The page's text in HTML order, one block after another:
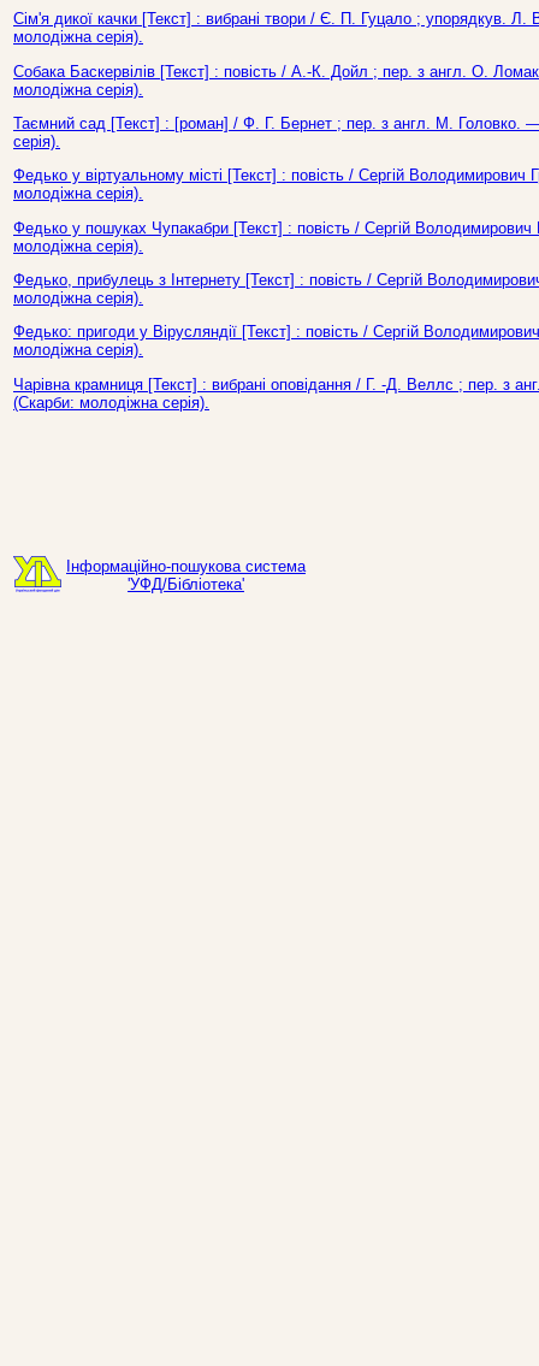
Сім'я дикої качки [Текст] : вибрані твори / Є. П. Гуцало ; упорядкув.
молодіжна серія).
Собака Баскервілів [Текст] : повість / А.-К. Дойл ; пер. з англ. О.
молодіжна серія).
Таємний сад [Текст] : [роман] / Ф. Г. Бернет ; пер. з англ. М.
серія).
Федько у віртуальному місті [Текст] : повість / Сергій
молодіжна серія).
Федько у пошуках Чупакабри [Текст] : повість / Сергій
молодіжна серія).
Федько, прибулець з Інтернету [Текст] : повість / Сергій
молодіжна серія).
Федько: пригоди у Вірусляндії [Текст] : повість / Сергій
молодіжна серія).
Чарівна крамниця [Текст] : вибрані оповідання / Г. -Д. Веллс ; пер.
(Скарби: молодіжна серія).
Інформаційно-пошукова система
'УФД/Бібліотека'